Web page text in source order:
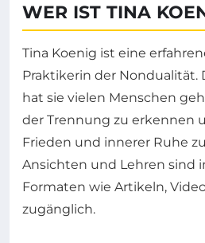
WER IST TINA
Tina Koenig ist eine
Praktikerin der Nondualität.
hat sie vielen Menschen
der Trennung zu erkennen
Frieden und innerer Ruhe
Ansichten und Lehren sind
Formaten wie Artikeln,
zugänglich.